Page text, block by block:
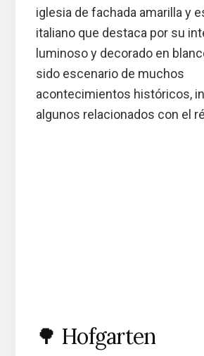
iglesia de fachada amarilla y
italiano que destaca por su
luminoso y decorado en
sido escenario de muchos
acontecimientos históricos,
algunos relacionados con el
🌳 Hofgarten